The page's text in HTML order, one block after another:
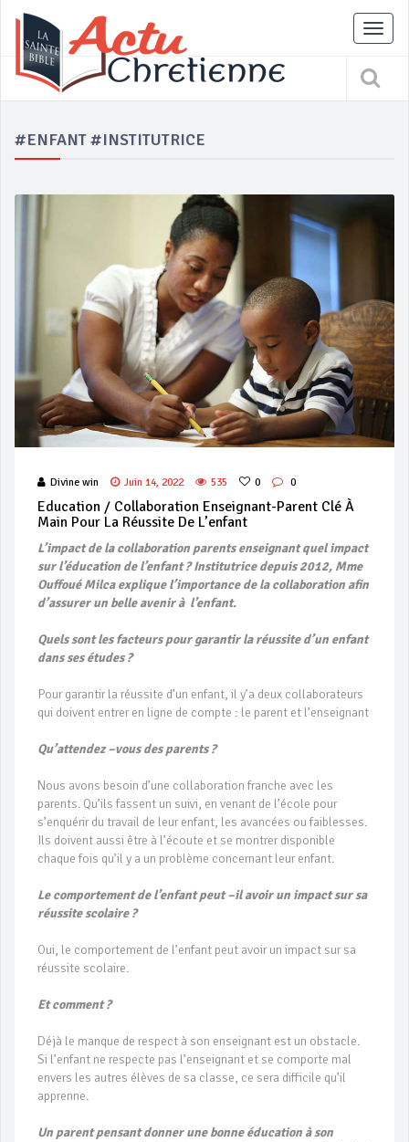
#ENFANT #INSTITUTRICE
Divine win Juin 14, 2022 535 0 0
Education / Collaboration Enseignant-Parent Clé À
Main Pour La Réussite De L’enfant
L’impact de la collaboration parents enseignant quel impact
sur l’éducation de l’enfant ? Institutrice depuis 2012, Mme
Ouffoué Milca explique l’importance de la collaboration afin
d’assurer un belle avenir à l’enfant.
Quels sont les facteurs pour garantir la réussite d’un enfant
dans ses études ?
Pour garantir la réussite d’un enfant, il y’a deux collaborateurs
qui doivent entrer en ligne de compte : le parent et l’enseignant
Qu’attendez –vous des parents ?
Nous avons besoin d’une collaboration franche avec les
parents. Qu’ils fassent un suivi, en venant de l’école pour
s’enquérir du travail de leur enfant, les avancées ou faiblesses.
Ils doivent aussi être à l’écoute et se montrer disponible
chaque fois qu’il y a un problème concernant leur enfant.
Le comportement de l’enfant peut –il avoir un impact sur sa
réussite scolaire ?
Oui, le comportement de l’enfant peut avoir un impact sur sa
réussite scolaire.
Et comment ?
Déjà le manque de respect à son enseignant est un obstacle.
Si l’enfant ne respecte pas l’enseignant et se comporte mal
envers les autres élèves de sa classe, ce sera difficile qu’il
apprenne.
Un parent pensant donner une bonne éducation à son